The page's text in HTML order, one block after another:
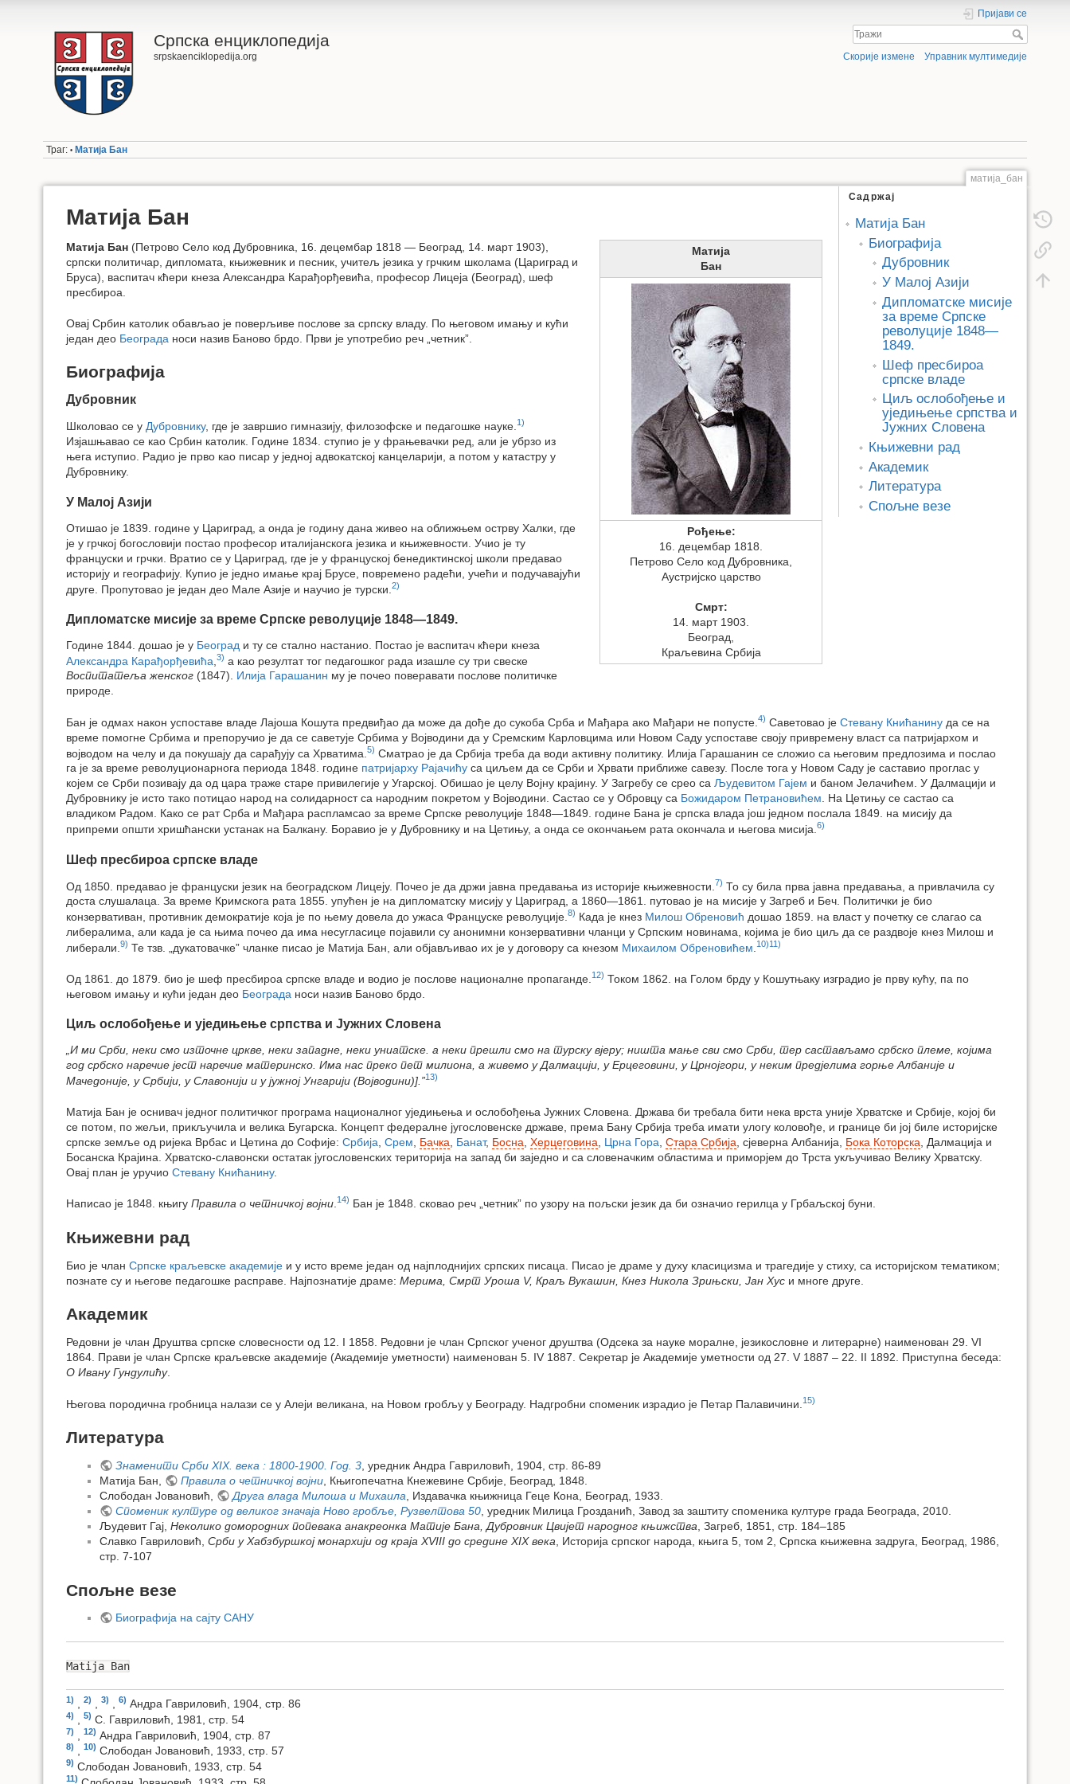
Српска енциклопедија
srpskaenciklopedija.org
Пријави се
Скорије измене Управник мултимедије
Траг: • Матија Бан
матија_бан
Садржај
Матија Бан
Биографија
Дубровник
У Малој Азији
Дипломатске мисије
за време Српске
револуције 1848—
1849.
Шеф пресбироа
српске владе
Циљ ослобођење и
уједињење српства и
Јужних Словена
Књижевни рад
Академик
Литература
Спољне везе
Матија Бан
Матија
Бан
Рођење:
16. децембар 1818.
Петрово Село код Дубровника,
Аустријско царство
Смрт:
14. март 1903.
Београд,
Краљевина Србија
Матија Бан (Петрово Село код Дубровника, 16. децембар 1818 — Београд, 14. март 1903),
српски политичар, дипломата, књижевник и песник, учитељ језика у грчким школама (Цариград и
Бруса), васпитач кћери кнеза Александра Карађорђевића, професор Лицеја (Београд), шеф
пресбироа.
Овај Србин католик обављао је поверљиве послове за српску владу. По његовом имању и кући
један део Београда носи назив Баново брдо. Први је употребио реч „четник”.
Биографија
Дубровник
Школовао се у Дубровнику, где је завршио гимназију, филозофске и педагошке науке. 1)
Изјашњавао се као Србин католик. Године 1834. ступио је у фрањевачки ред, али је убрзо из
њега иступио. Радио је прво као писар у једној адвокатској канцеларији, а потом у катастру у
Дубровнику.
У Малој Азији
Отишао је 1839. године у Цариград, а онда је годину дана живео на оближњем острву Халки, где
је у грчкој богословији постао професор италијанскога језика и књижевности. Учио је ту
француски и грчки. Вратио се у Цариград, где је у француској бенедиктинској школи предавао
историју и географију. Купио је једно имање крај Брусе, повремено радећи, учећи и подучавајући
друге. Пропутовао је један део Мале Азије и научио је турски. 2)
Дипломатске мисије за време Српске револуције 1848—1849.
Године 1844. дошао је у Београд и ту се стално настанио. Постао је васпитач кћери кнеза
Александра Карађорђевића 3) а као резултат тог педагошког рада изашле су три свеске
Воспитатеља женског (1847). Илија Гарашанин му је почео поверавати послове политичке
природе.
Бан је одмах након успоставе владе Лајоша Кошута предвиђао да може да дође до сукоба Срба и Мађара ако Мађари не попусте. 4) Саветовао је Стевану Книћанину да се на
време помогне Србима и препоручио је да се саветује Србима у Војводини да у Сремским Карловцима или Новом Саду успоставе своју привремену власт са патријархом и
војводом на челу и да покушају да сарађују са Хрватима. 5) Сматрао је да Србија треба да води активну политику. Илија Гарашанин се сложио са његовим предлозима и послао
га је за време револуционарнога периода 1848. године патријарху Рајачићу са циљем да се Срби и Хрвати приближе савезу. После тога у Новом Саду је саставио проглас у
којем се Срби позивају да од цара траже старе привилегије у Угарској. Обишао је целу Војну крајину. У Загребу се срео са Људевитом Гајем и баном Јелачићем. У Далмацији и
Дубровнику је исто тако потицао народ на солидарност са народним покретом у Војводини. Састао се у Обровцу са Божидаром Петрановићем. На Цетињу се састао са
владиком Радом. Како се рат Срба и Мађара распламсао за време Српске револуције 1848—1849. године Бана је српска влада још једном послала 1849. на мисију да
припреми општи хришћански устанак на Балкану. Боравио је у Дубровнику и на Цетињу, а онда се окончањем рата окончала и његова мисија. 6)
Шеф пресбироа српске владе
Од 1850. предавао је француски језик на београдском Лицеју. Почео је да држи јавна предавања из историје књижевности. 7) То су била прва јавна предавања, а привлачила су
доста слушалаца. За време Кримскога рата 1855. упућен је на дипломатску мисију у Цариград, а 1860—1861. путовао је на мисије у Загреб и Беч. Политички је био
конзервативан, противник демократије која је по њему довела до ужаса Француске револуције. 8) Када је кнез Милош Обреновић дошао 1859. на власт у почетку се слагао са
либералима, али када је са њима почео да има несугласице појавили су анонимни конзервативни чланци у Српским новинама, којима је био циљ да се раздвоје кнез Милош и
либерали. 9) Те тзв. „дукатовачке” чланке писао је Матија Бан, али објављивао их је у договору са кнезом Михаилом Обреновићем 10)11)
Од 1861. до 1879. био је шеф пресбироа српске владе и водио је послове националне пропаганде. 12) Током 1862. на Голом брду у Кошутњаку изградио је прву кућу, па по
његовом имању и кући један део Београда носи назив Баново брдо.
Циљ ослобођење и уједињење српства и Јужних Словена
„И ми Срби, неки смо източне цркве, неки западне, неки униатске. а неки прешли смо на турску вјеру; ништа мање сви смо Срби, тер састављамо србско племе, којима
год србско наречие јест наречие материнско. Има нас преко пет милиона, а живемо у Далмацији, у Ерцеговини, у Црнојгори, у неким предјелима горње Албаније и
Мачедоније, у Србији, у Славонији и у јужној Унгарији (Војводини)].”13)
Матија Бан је оснивач једног политичког програма националног уједињења и ослобођења Јужних Словена. Држава би требала бити нека врста уније Хрватске и Србије, којој би
се потом, по жељи, прикључила и велика Бугарска. Концепт федералне југословенске државе, према Бану Србија треба имати улогу коловође, и границе би јој биле историјске
српске земље од ријека Врбас и Цетина до Софије: Србија Срем Бачка Банат, Босна Херцеговина Црна Гора Стара Србија , сјеверна Албанија, Бока Которска , Далмација и
Босанска Крајина. Хрватско-славонски остатак југословенских територија на запад би заједно и са словеначким областима и приморјем до Трста укључивао Велику Хрватску.
Овај план је уручио Стевану Книћанину.
Написао је 1848. књигу Правила о четничкој војни 14) Бан је 1848. сковао реч „четник” по узору на пољски језик да би означио герилца у Грбаљској буни.
Књижевни рад
Био је члан Српске краљевске академије и у исто време један од најплоднијих српских писаца. Писао је драме у духу класицизма и трагедије у стиху, са историјском тематиком;
познате су и његове педагошке расправе. Најпознатије драме: Мерима, Смрт Уроша V, Краљ Вукашин, Кнез Никола Зрињски, Јан Хус и многе друге.
Академик
Редовни је члан Друштва српске словесности од 12. I 1858. Редовни је члан Српског ученог друштва (Одсека за науке моралне, језикословне и литерарне) наименован 29. VI
1864. Прави је члан Српске краљевске академије (Академије уметности) наименован 5. IV 1887. Секретар је Академије уметности од 27. V 1887 – 22. II 1892. Приступна беседа:
О Ивану Гундулићу.
Његова породична гробница налази се у Алеји великана, на Новом гробљу у Београду. Надгробни споменик израдио је Петар Палавичини. 15)
Литература
Знаменити Срби XIX. века : 1800-1900. Год. 3, уредник Андра Гавриловић, 1904, стр. 86-89
Матија Бан,
Правила о четничкој војни, Књигопечатна Кнежевине Србије, Београд, 1848.
Слободан Јовановић,
Друга влада Милоша и Михаила , Издавачка књижница Геце Кона, Београд, 1933.
Споменик културе од великог значаја Ново гробље, Рузвелтова 50, уредник Милица Грозданић, Завод за заштиту споменика културе града Београда, 2010.
Људевит Гај, Неколико домородних попевака анакреонка Матије Бана, Дубровник Цвијет народног књижства , Загреб, 1851, стр. 184–185
Славко Гавриловић, Срби у Хабзбуршкој монархији од краја XVIII до средине XIX века , Историја српског народа, књига 5, том 2, Српска књижевна задруга, Београд, 1986,
стр. 7-107
Спољне везе
Биографија на сајту САНУ
Matija Ban
1) 2) 3) 6) Андра Гавриловић, 1904, стр. 86
4) 5) С. Гавриловић, 1981, стр. 54
7) 12) Андра Гавриловић, 1904, стр. 87
8) 10) Слободан Јовановић, 1933, стр. 57
9) Слободан Јовановић, 1933, стр. 54
11)